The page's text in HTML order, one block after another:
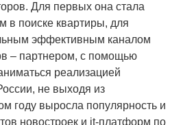
Для первых она стала
в поиске квартиры, для
эффективным каналом
– партнером, с помощью
реализацией
не выходя из
году выросла популярность и
новостроек и it-платформ по